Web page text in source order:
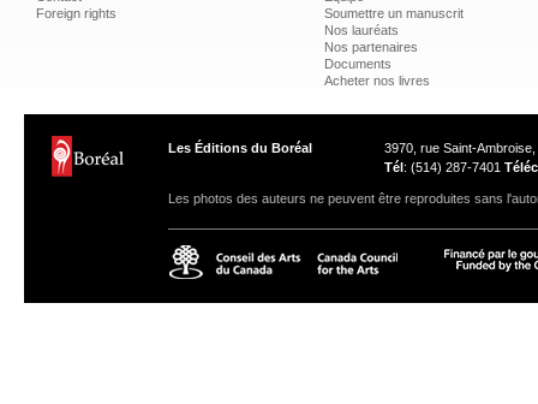
Foreign rights
Soumettre un manuscrit
Nos lauréats
Nos partenaires
Documents
Acheter nos livres
Les Éditions du Boréal
3970, rue Saint-
Tél: (514) 287-7401 Téléc
Les photos des auteurs ne peuvent être reproduites sans